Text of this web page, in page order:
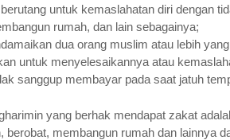
untuk kemaslahatan diri dengan
rumah, dan lain sebagainya;
dua orang muslim atau lebih
untuk menyelesaikannya atau
sanggup membayar pada saat jatuh
yang berhak mendapat zakat
berobat, membangun rumah dan lainnya